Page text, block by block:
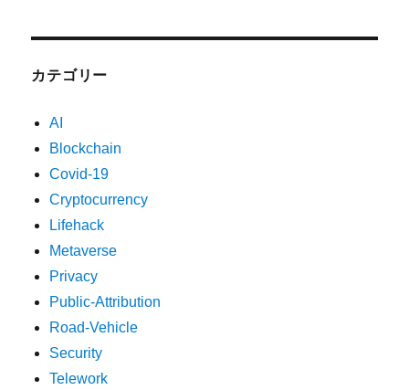
カテゴリー
AI
Blockchain
Covid-19
Cryptocurrency
Lifehack
Metaverse
Privacy
Public-Attribution
Road-Vehicle
Security
Telework